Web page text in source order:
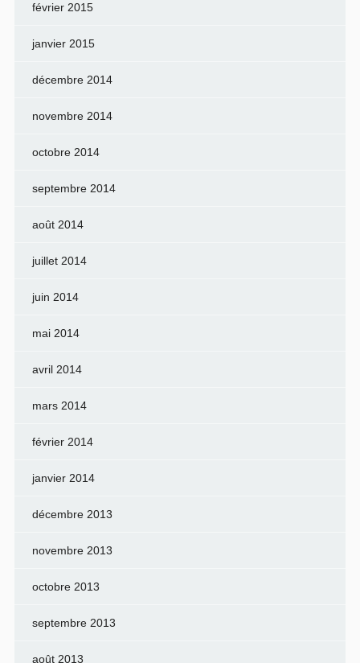
février 2015
janvier 2015
décembre 2014
novembre 2014
octobre 2014
septembre 2014
août 2014
juillet 2014
juin 2014
mai 2014
avril 2014
mars 2014
février 2014
janvier 2014
décembre 2013
novembre 2013
octobre 2013
septembre 2013
août 2013